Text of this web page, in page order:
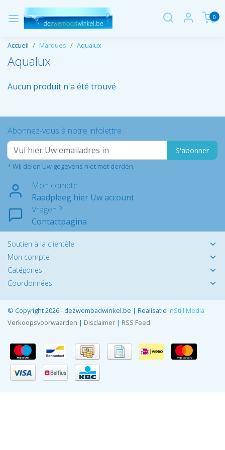
0
Accueil Marques Aqualux
Aqualux
Aucun produit n'a été trouvé
Abonnez-vous à notre infolettre
S'abonner
* Wij delen Uw gegevens niet met derden.
Mon compte
Raadpleeg hier Uw account
Vragen ?
Contactpagina
Soutien à la clientèle
Mon compte
Catégories
Coordonnées
© Copyright 2026 - dezwembadwinkel.be | Realisatie InStijl Media
Verkoopsvoorwaarden | Disclaimer | RSS Feed